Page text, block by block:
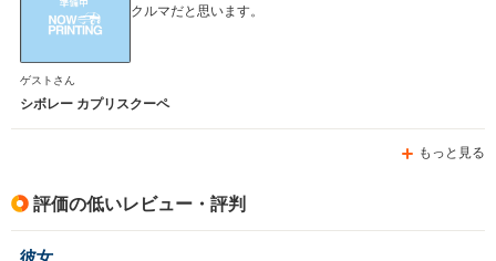
クルマだと思います。
ゲストさん
シボレー カプリスクーペ
もっと見る
評価の低いレビュー・評判